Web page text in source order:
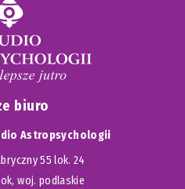
biuro
Astropsychologii
55 lok. 24
woj. podlaskie